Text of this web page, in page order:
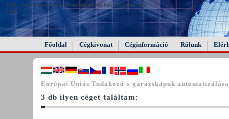
FAIL (the browser should render some flash content, not
this).
Főoldal Cégkivonat Céginformáció Rólunk
Európai Uniós Tudakozó « garázskapuk automatizálása
3 db ilyen céget találtam: